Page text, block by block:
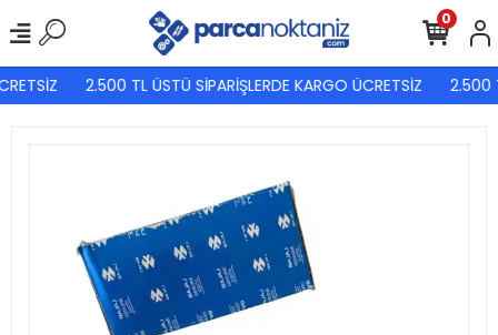
2.500 TL ÜSTÜ SİPARİŞLERDE KARGO ÜCRETSİZ 2.500
0